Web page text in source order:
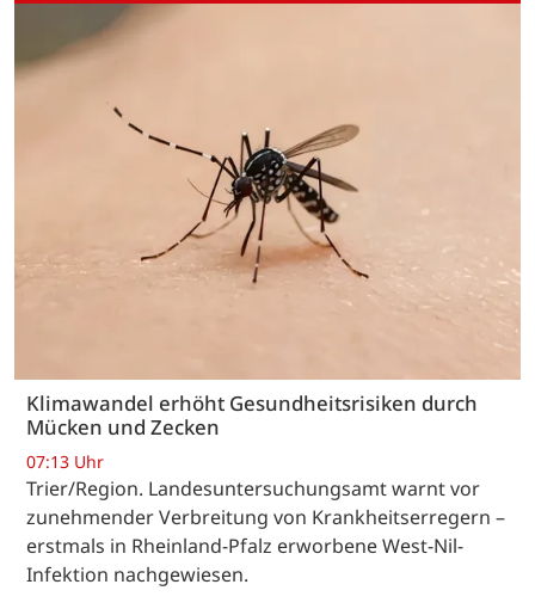
Klimawandel erhöht Gesundheitsrisiken durch
Mücken und Zecken
07:13 Uhr
Trier/Region. Landesuntersuchungsamt warnt vor
zunehmender Verbreitung von Krankheitserregern –
erstmals in Rheinland-Pfalz erworbene West-Nil-
Infektion nachgewiesen.